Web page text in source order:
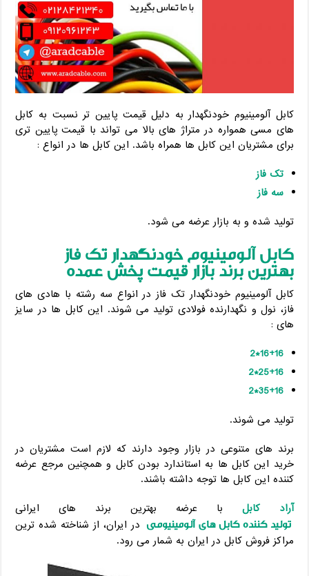
کابل آلومینیوم خودنگهدار به دلیل قیمت پایین تر نسبت به کابل
های مسی همواره در متراژ های بالا می تواند با قیمت پایین تری
برای مشتریان این کابل ها همراه باشد. این کابل ها در انواع :
تک فاز
سه فاز
تولید شده و به بازار عرضه می شود.
کابل آلومینیوم خودنگهدار تک فاز
بهترین برند بازار قیمت پخش عمده
کابل آلومینیوم خودنگهدار تک فاز در انواع سه رشته با هادی های
فاز، نول و نگهدارنده فولادی تولید می شوند. این کابل ها در سایز
های :
16+16*2
25+16*2
35+16*2
تولید می شوند.
برند های متنوعی در بازار وجود دارند که لازم است مشتریان در
خرید این کابل ها به استاندارد بودن کابل و همچنین مرجع عرضه
کننده این کابل ها توجه داشته باشند.
آراد کابل با عرضه بهترین برند های ایرانی
تولید کننده کابل های آلومینیومی در ایران، از شناخته شده ترین
مراکز فروش کابل در ایران به شمار می رود.